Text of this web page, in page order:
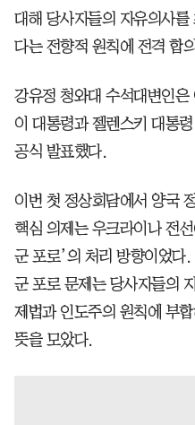
대해 당사자들의 자유의사
다는 전향적 원칙에 전격 합
강유정 청와대 수석대변인은
이 대통령과 젤렌스키 대통
공식 발표했다.
이번 첫 정상회담에서 양국
핵심 의제는 우크라이나 전
군 포로’의 처리 방향이었다
군 포로 문제는 당사자들의
제법과 인도주의 원칙에 부
뜻을 모았다.